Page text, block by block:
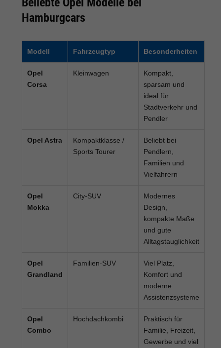
Hamburgcars
Modell Fahrzeugtyp Besonderheiten
Opel
Corsa
Kleinwagen
Kompakt,
sparsam und
ideal für
Stadtverkehr und
Pendler
Opel Astra
Kompaktklasse /
Sports Tourer
Beliebt bei
Pendlern,
Familien und
Vielfahrern
Opel
Mokka
City-SUV
Modernes
Design,
kompakte Maße
und gute
Alltagstauglichkeit
Opel
Grandland
Familien-SUV
Viel Platz,
Komfort und
moderne
Assistenzsysteme
Opel
Combo
Hochdachkombi
Praktisch für
Familie, Freizeit,
Gewerbe und viel